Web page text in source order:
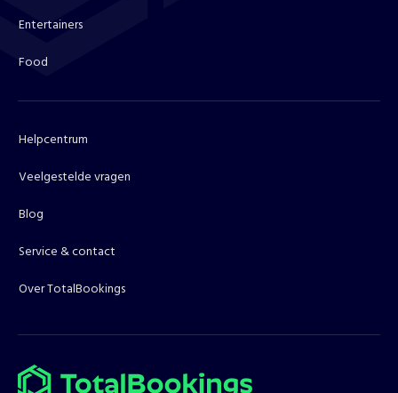
Entertainers
Food
Helpcentrum
Veelgestelde vragen
Blog
Service & contact
Over TotalBookings